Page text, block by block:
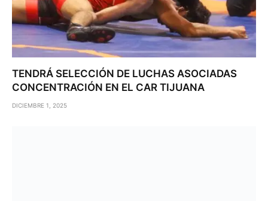
TENDRÁ SELECCIÓN DE LUCHAS ASOCIADAS
CONCENTRACIÓN EN EL CAR TIJUANA
DICIEMBRE 1, 2025